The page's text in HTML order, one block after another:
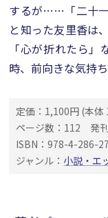
するが……「二十一
と知った友里香は
「心が折れたら
時、前向きな気持
定価：1,100円 (本体
ページ数：112
発
ISBN：978-4-286-
ジャンル： 小説・エ